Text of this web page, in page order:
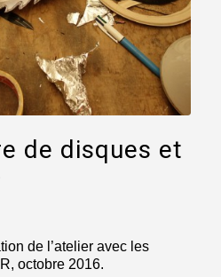
de disques et
de l’atelier avec les
octobre 2016.